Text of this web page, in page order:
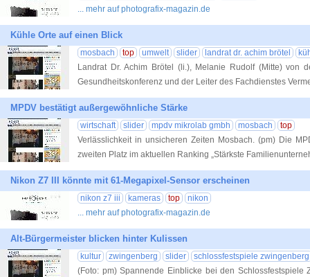
... mehr auf photografix-magazin.de
Kühle Orte auf einen Blick
mosbach top umwelt slider landrat dr. achim brötel
Landrat Dr. Achim Brötel (li.), Melanie Rudolf (Mitte) von
Gesundheitskonferenz und der Leiter des Fachdienstes
MPDV bestätigt außergewöhnliche Stärke
wirtschaft slider mpdv mikrolab gmbh mosbach
top
Verlässlichkeit in unsicheren Zeiten Mosbach. (pm) Die
zweiten Platz im aktuellen Ranking „Stärkste
Nikon Z7 III könnte mit 61-Megapixel-Sensor erscheinen
nikon z7 iii kameras top
nikon
... mehr auf photografix-magazin.de
Alt-Bürgermeister blicken hinter Kulissen
kultur zwingenberg slider
schlossfestspiele zwingenberg
(Foto: pm) Spannende Einblicke bei den Schlossfestspiele